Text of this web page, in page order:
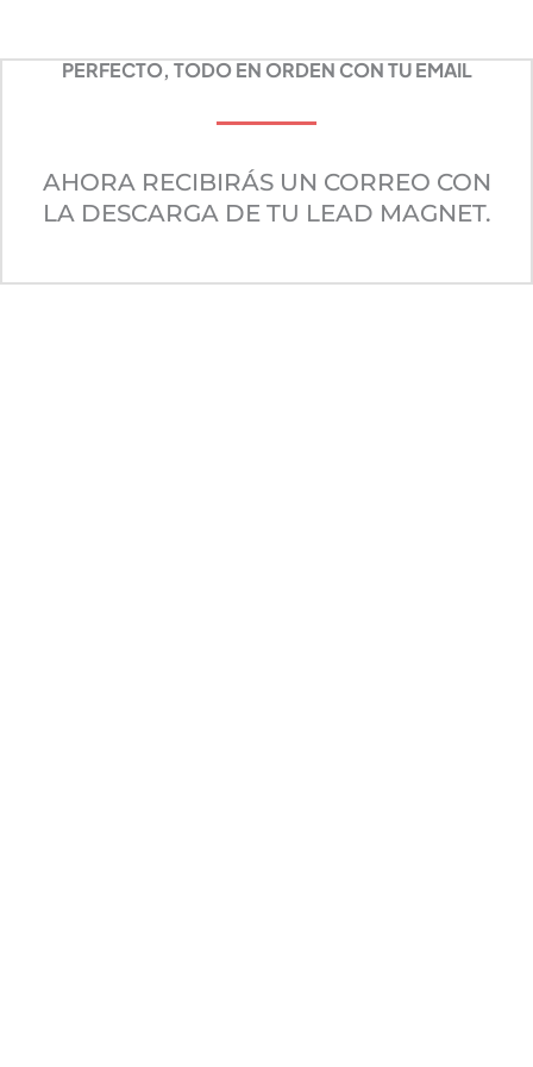
PERFECTO, TODO EN ORDEN CON TU EMAIL
AHORA RECIBIRÁS UN CORREO CON
LA DESCARGA DE TU LEAD MAGNET.